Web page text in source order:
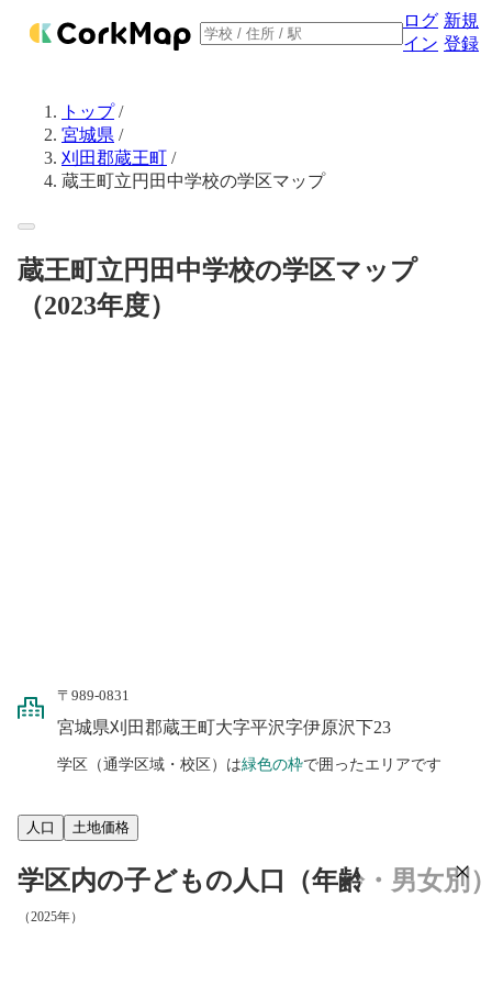
ログ
イン
新規
登録
トップ/
宮城県 /
刈田郡蔵王町 /
蔵王町立円田中学校の学区マップ
蔵王町立円田中学校の学区マップ
（2023年度）
〒989-0831
宮城県刈田郡蔵王町大字平沢字伊原沢下23
学区（通学区域・校区）は緑色の枠で囲ったエリアです
人口 土地価格
学区内の子どもの人口（年齢・男女別
（2025年）